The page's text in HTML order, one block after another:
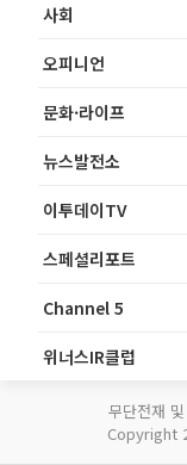
사회
오피니언
문화·라이프
뉴스발전소
이투데이TV
스페셜리포트
Channel 5
위너스IR클럽
무단전재
Copyright